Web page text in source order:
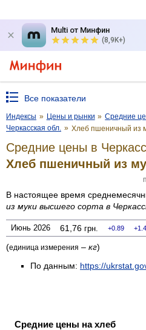
Multi от Минфин
(8,9K+)
Все показатели
Индексы » Цены и рынки » Средние
Черкасская обл. » Хлеб пшеничный из
Средние цены в
Хлеб пшеничный из
В настоящее время
из муки высшего сорта в
Июнь 2026 61,76 грн. 0.89
(единица измерения – кг)
По данным: https://
Средние цены на хлеб